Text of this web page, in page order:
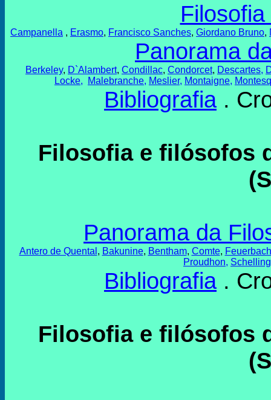
Campanella , Erasmo, Francisco Sanches, Giordano Bruno,
Panorama
Berkeley, D`Alambert, Condillac, Condorcet, Descartes,
Locke, Malebranche, Meslier, Montaigne,
Bibliografia.
Filosofia e filósofos
Panorama da
Antero de Quental , Bakunine, Bentham, Comte, Feuerbach
Proudhon, Schelling
Bibliografia.
Filosofia e filósofos